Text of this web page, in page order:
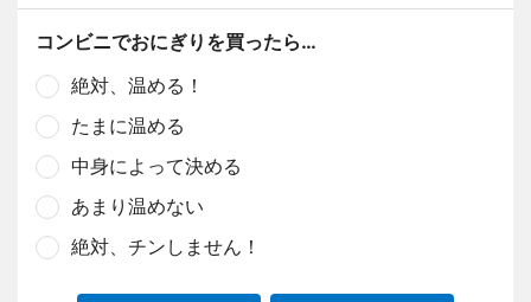
コンビニでおにぎりを買ったら…
絶対、温める！
たまに温める
中身によって決める
あまり温めない
絶対、チンしません！